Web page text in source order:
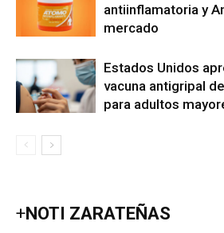
antiinflamatoria y
mercado
Estados Unidos
vacuna antigripal
para adultos
+NOTI ZARATEÑAS